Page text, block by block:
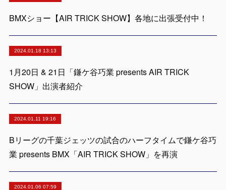
BMXショー【AIR TRICK SHOW】各地に出張受付中！
2024.01.18 13:13
1月20日 & 21日「鎌ケ谷巧業 presents AIR TRICK
SHOW」出演者紹介
2024.01.11 19:16
Bリーグの千葉ジェッツの試合のハーフタイムで鎌ケ谷巧
業 presents BMX「AIR TRICK SHOW」を再演
2024.01.06 07:59